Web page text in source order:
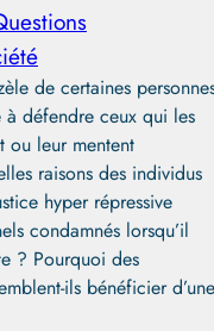
de certaines
à défendre ceux qui les
ou leur mentent
raisons des individus
hyper répressive
condamnés lorsqu’il
? Pourquoi des
ils bénéficier d’une